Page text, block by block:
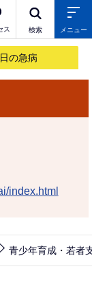
ス 検索 メニュー
の急病
index.html
青少年育成・若者